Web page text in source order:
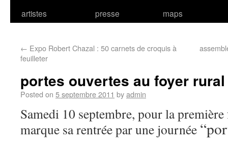
artistes
presse
maps
← Expo Robert Chazal : 50 carnets de croquis à
feuilleter
portes ouvertes au foyer rural
Posted on 5 septembre 2011 byadmin
Samedi 10 septembre, pour la
marque sa rentrée par une journée